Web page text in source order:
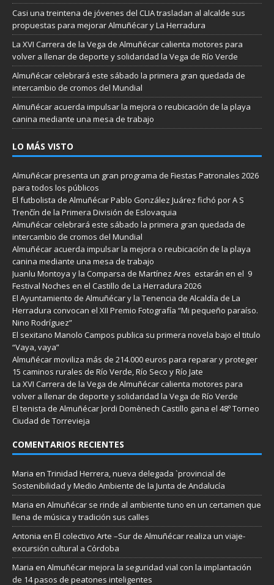
Casi una treintena de jóvenes del CLIA trasladan al alcalde sus
propuestas para mejorar Almuñécar y La Herradura
La XVI Carrera de la Vega de Almuñécar calienta motores para
volver a llenar de deporte y solidaridad la Vega de Río Verde
Almuñécar celebrará este sábado la primera gran quedada de
intercambio de cromos del Mundial
Almuñécar acuerda impulsar la mejora o reubicación de la playa
canina mediante una mesa de trabajo
LO MÁS VISTO
Almuñécar presenta un gran programa de Fiestas Patronales 2026
para todos los públicos
El futbolista de Almuñécar Pablo González Juárez fichó por A S
Trenčín de la Primera División de Eslovaquia
Almuñécar celebrará este sábado la primera gran quedada de
intercambio de cromos del Mundial
Almuñécar acuerda impulsar la mejora o reubicación de la playa
canina mediante una mesa de trabajo
Juanlu Montoya y la Comparsa de Martínez Ares estarán en el 9
Festival Noches en el Castillo de La Herradura 2026
El Ayuntamiento de Almuñécar y la Tenencia de Alcaldía de La
Herradura convocan el XII Premio Fotografía “Mi pequeño paraíso.
Nino Rodríguez”
El sexitano Manolo Campos publica su primera novela bajo el titulo
“Vaya, vaya”
Almuñécar moviliza más de 214.000 euros para reparar y proteger
15 caminos rurales de Río Verde, Río Seco y Río Jate
La XVI Carrera de la Vega de Almuñécar calienta motores para
volver a llenar de deporte y solidaridad la Vega de Río Verde
El tenista de Almuñécar Jordi Domènech Castillo gana el 48º Torneo
Ciudad de Torrevieja
COMENTARIOS RECIENTES
Maria en Trinidad Herrera, nueva delegada `provincial de
Sostenibilidad y Medio Ambiente de la Junta de Andalucía
Maria en Almuñécar se rinde al ambiente tuno en un certamen que
llena de música y tradición sus calles
Antonia en El colectivo Arte –Sur de Almuñécar realiza un viaje-
excursión cultural a Córdoba
Maria en Almuñécar mejora la seguridad vial con la implantación
de 14 pasos de peatones inteligentes